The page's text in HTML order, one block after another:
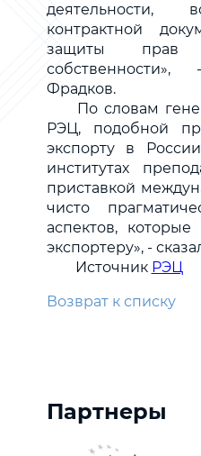
деятельности,
контрактной
защиты прав
Фрадков.
По словам
РЭЦ, подобной
экспорту в
институтах
приставкой
чисто
аспектов,
экспортеру», -
Источник РЭЦ
Возврат к списку
Партнеры